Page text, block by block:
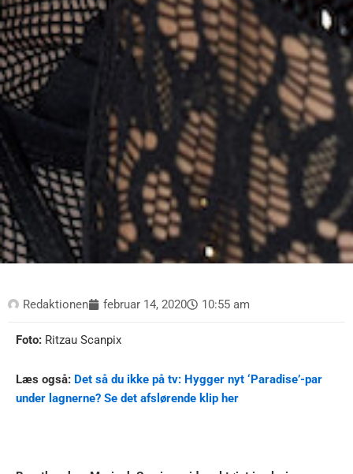
Redaktionen februar 14, 2020 10:55 am
Foto: Ritzau Scanpix
Læs også: Det så du ikke på tv: Hygger nyt ‘Paradise’-par
under lagnerne? Se det afslørende klip her